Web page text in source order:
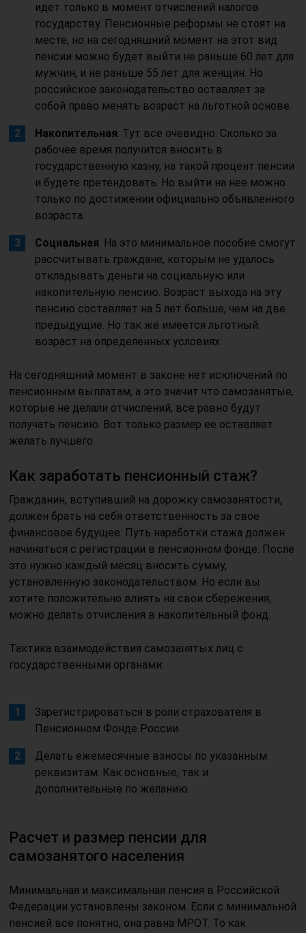
идет только в момент отчислений налогов
государству. Пенсионные реформы не стоят на
месте, но на сегодняшний момент на этот вид
пенсии можно будет выйти не раньше 60 лет для
мужчин, и не раньше 55 лет для женщин. Но
российское законодательство оставляет за
собой право менять возраст на льготной основе.
Накопительная. Тут все очевидно. Сколько за
рабочее время получится вносить в
государственную казну, на такой процент пенсии
и будете претендовать. Но выйти на нее можно
только по достижении официально объявленного
возраста.
Социальная. На это минимальное пособие смогут
рассчитывать граждане, которым не удалось
откладывать деньги на социальную или
накопительную пенсию. Возраст выхода на эту
пенсию составляет на 5 лет больше, чем на две
предыдущие. Но так же имеется льготный
возраст на определенных условиях.
На сегодняшний момент в законе нет исключений по
пенсионным выплатам, а это значит что самозанятые,
которые не делали отчислений, все равно будут
получать пенсию. Вот только размер ее оставляет
желать лучшего.
Как заработать пенсионный стаж?
Гражданин, вступивший на дорожку самозанятости,
должен брать на себя ответственность за свое
финансовое будущее. Путь наработки стажа должен
начинаться с регистрации в пенсионном фонде. После
это нужно каждый месяц вносить сумму,
установленную законодательством. Но если вы
хотите положительно влиять на свои сбережения,
можно делать отчисления в накопительный фонд.
Тактика взаимодействия самозанятых лиц с
государственными органами:
Зарегистрироваться в роли страхователя в
Пенсионном Фонде России.
Делать ежемесячные взносы по указанным
реквизитам. Как основные, так и
дополнительные по желанию.
Расчет и размер пенсии для
самозанятого населения
Минимальная и максимальная пенсия в Российской
Федерации установлены законом. Если с минимальной
пенсией все понятно, она равна МРОТ. То как